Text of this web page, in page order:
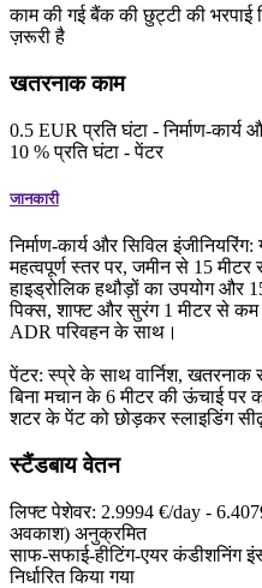
काम की गई बैंक की छुट्टी की
ज़रूरी है
खतरनाक काम
0.5 EURप्रति घंटा - निर्माण-कार्य
10 %प्रति घंटा - पेंटर
जानकारी
निर्माण-कार्य और सिविल
महत्वपूर्ण स्तर पर, जमीन से 15
हाइड्रोलिक हथौड़ों का उपयोग और
पिक्स, शाफ्ट और सुरंग 1 मीटर से
ADR परिवहन के साथ।
पेंटर: स्प्रे के साथ वार्निश, खतरनाक
बिना मचान के 6 मीटर की ऊंचाई
शटर के पेंट को छोड़कर स्लाइडिंग
स्टैंडबाय वेतन
लिफ्ट पेशेवर: 2.9994 €/day -
अवकाश) अनुक्रमित
साफ-सफाई-हीटिंग-एयर कंडीशनिंग
निर्धारित किया गया